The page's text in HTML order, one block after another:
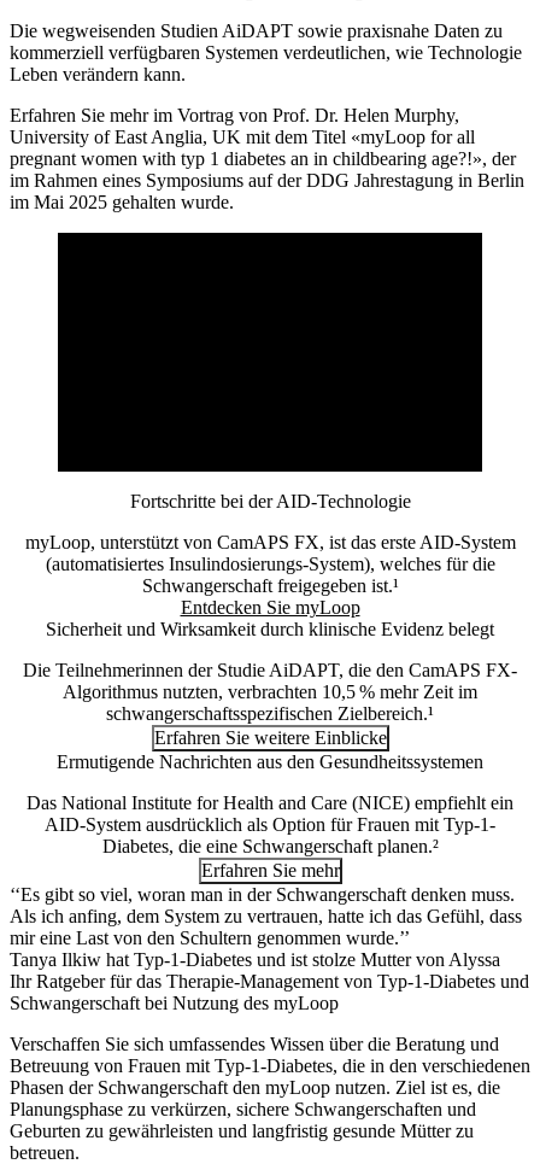
Die wegweisenden Studien AiDAPT sowie praxisnahe Daten zu
kommerziell verfügbaren Systemen verdeutlichen, wie Technologie
Leben verändern kann.
Erfahren Sie mehr im Vortrag von Prof. Dr. Helen Murphy,
University of East Anglia, UK mit dem Titel «myLoop for all
pregnant women with typ 1 diabetes an in childbearing age?!», der
im Rahmen eines Symposiums auf der DDG Jahrestagung in Berlin
im Mai 2025 gehalten wurde.
Fortschritte bei der AID-Technologie
myLoop, unterstützt von CamAPS FX, ist das erste AID-System
(automatisiertes Insulindosierungs-System), welches für die
Schwangerschaft freigegeben ist.¹
Entdecken Sie myLoop
Sicherheit und Wirksamkeit durch klinische Evidenz belegt
Die Teilnehmerinnen der Studie AiDAPT, die den CamAPS FX-
Algorithmus nutzten, verbrachten 10,5 % mehr Zeit im
schwangerschaftsspezifischen Zielbereich.¹
Erfahren Sie weitere Einblicke
Ermutigende Nachrichten aus den Gesundheitssystemen
Das National Institute for Health and Care (NICE) empfiehlt ein
AID-System ausdrücklich als Option für Frauen mit Typ-1-
Diabetes, die eine Schwangerschaft planen.²
Erfahren Sie mehr
‘‘Es gibt so viel, woran man in der Schwangerschaft denken muss.
Als ich anfing, dem System zu vertrauen, hatte ich das Gefühl, dass
mir eine Last von den Schultern genommen wurde.’’
Tanya Ilkiw hat Typ-1-Diabetes und ist stolze Mutter von Alyssa
Ihr Ratgeber für das Therapie-Management von Typ-1-Diabetes und
Schwangerschaft bei Nutzung des myLoop
Verschaffen Sie sich umfassendes Wissen über die Beratung und
Betreuung von Frauen mit Typ-1-Diabetes, die in den verschiedenen
Phasen der Schwangerschaft den myLoop nutzen. Ziel ist es, die
Planungsphase zu verkürzen, sichere Schwangerschaften und
Geburten zu gewährleisten und langfristig gesunde Mütter zu
betreuen.